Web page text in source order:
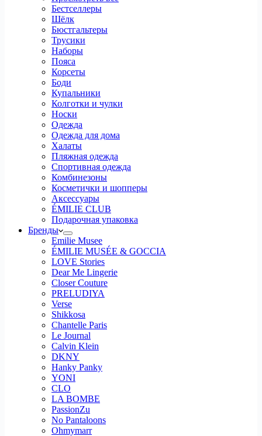
Бестселлеры
Шёлк
Бюстгальтеры
Трусики
Наборы
Пояса
Корсеты
Боди
Купальники
Колготки и чулки
Носки
Одежда
Одежда для дома
Халаты
Пляжная одежда
Спортивная одежда
Комбинезоны
Косметички и шопперы
Аксессуары
ÉMILIE CLUB
Подарочная упаковка
Бренды
Emilie Musee
ÉMILIE MUSÉE & GOCCIA
LOVE Stories
Dear Me Lingerie
Closer Couture
PRELUDIYA
Verse
Shikkosa
Chantelle Paris
Le Journal
Calvin Klein
DKNY
Hanky Panky
YONI
CLO
LA BOMBE
PassionZu
No Pantaloons
Ohmymarr